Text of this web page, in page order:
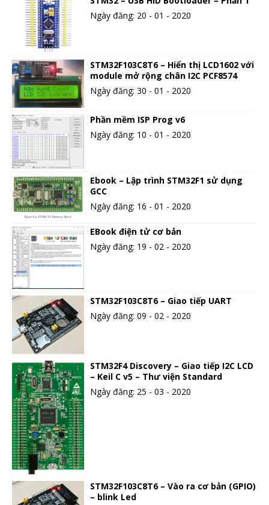
Ngày đăng: 20 - 01 - 2020
STM32F103C8T6 – Hiển thị LCD1602 với
module mở rộng chân I2C PCF8574
Ngày đăng: 30 - 01 - 2020
Phần mềm ISP Prog v6
Ngày đăng: 10 - 01 - 2020
Ebook – Lập trình STM32F1 sử dụng
GCC
Ngày đăng: 16 - 01 - 2020
EBook điện tử cơ bản
Ngày đăng: 19 - 02 - 2020
STM32F103C8T6 – Giao tiếp UART
Ngày đăng: 09 - 02 - 2020
STM32F4 Discovery – Giao tiếp I2C LCD
– Keil C v5 – Thư viện Standard
Ngày đăng: 25 - 03 - 2020
STM32F103C8T6 – Vào ra cơ bản (GPIO)
– blink Led